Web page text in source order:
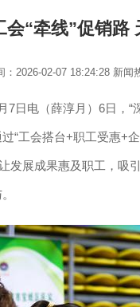
会“牵线”促销路
：2026-02-07 18:24:28 新闻
电（薛淳月）6日，“
“工会搭台+职工受惠+
发展成果惠及职工，